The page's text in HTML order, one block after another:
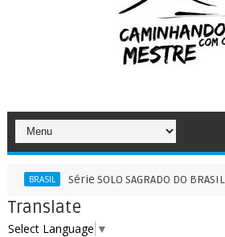
Série SOLO SAGRADO DO BRASIL -
Translate
Select Language ▼